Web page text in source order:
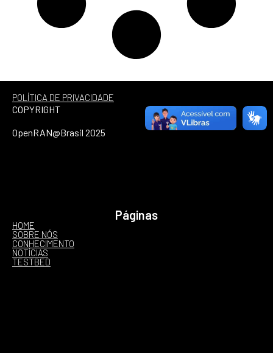
POLÍTICA DE PRIVACIDADE
COPYRIGHT
OpenRAN@Brasil 2025
Páginas
HOME
SOBRE NÓS
CONHECIMENTO
NOTÍCIAS
TESTBED